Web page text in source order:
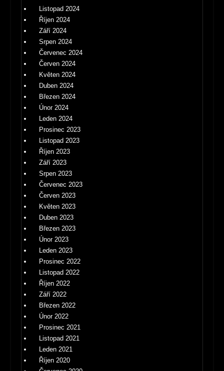
Listopad 2024
Říjen 2024
Září 2024
Srpen 2024
Červenec 2024
Červen 2024
Květen 2024
Duben 2024
Březen 2024
Únor 2024
Leden 2024
Prosinec 2023
Listopad 2023
Říjen 2023
Září 2023
Srpen 2023
Červenec 2023
Červen 2023
Květen 2023
Duben 2023
Březen 2023
Únor 2023
Leden 2023
Prosinec 2022
Listopad 2022
Říjen 2022
Září 2022
Březen 2022
Únor 2022
Prosinec 2021
Listopad 2021
Leden 2021
Říjen 2020